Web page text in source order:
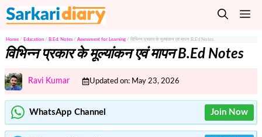
Skip
to
content
Home / Education / B.Ed. Notes / Assessment for Learning / विभिन्न प्रकार के मूल्यांकन एवं मापन B.Ed Notes
विभिन्न प्रकार के मूल्यांकन एवं मापन B.Ed Notes
Ravi Kumar Updated on: May 23, 2026
WhatsApp Channel Join Now